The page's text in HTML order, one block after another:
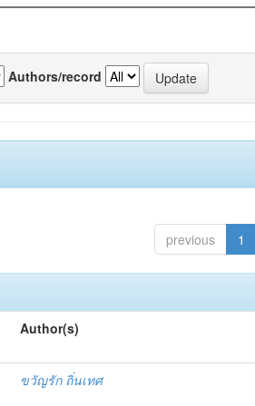
Authors/record
previous 1
Author(s)
ขวัญรัก ถิ่นเทศ